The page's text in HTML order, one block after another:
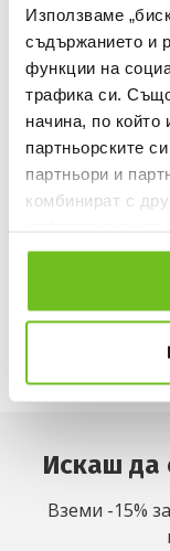
Използваме
съдържанието и
функции на
трафика си.
начина, по който
партньорските
партньори и
комбинират с
ползването от
ADIDAS
Тениска Inter Miami
Текуща цена:
Искаш да
Вземи -15%